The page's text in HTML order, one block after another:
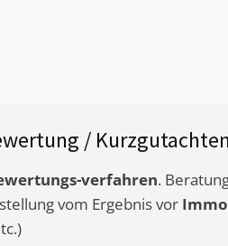
/ Kurzgutachten
verfahren.
vom Ergebnis vor